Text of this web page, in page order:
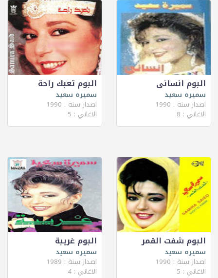
البوم انسانى
سميره سعيد
اصدار سنة : 1990
الاغاني : 8
البوم تعبك راحة
سميره سعيد
اصدار سنة : 1990
الاغاني : 5
البوم شفت القمر
سميره سعيد
اصدار سنة : 1990
الاغاني : 5
البوم غريبة
سميره سعيد
اصدار سنة : 1989
الاغاني : 4